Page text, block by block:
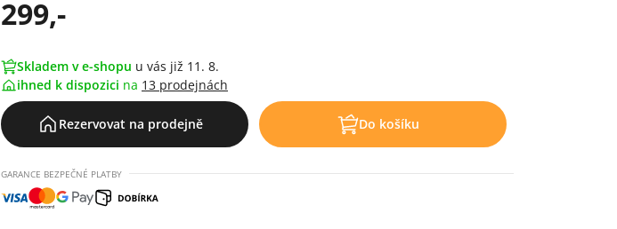
299,-
Skladem v e-shopu u vás již 11. 8.
ihned k dispozici na 13 prodejnách
Rezervovat na prodejně Do košíku
GARANCE BEZPEČNÉ PLATBY